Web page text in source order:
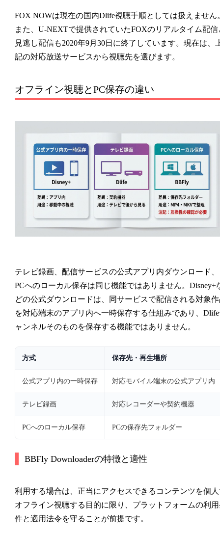
FOX NOWは現在の国内Dlife視聴手順としては扱えません
また、U-NEXTで提供されていたFOXのリアルタイム配信
見逃し配信も2020年9月30日に終了しています。現在は、
記の対応放送サービスから視聴先を選びます。
オフライン視聴とPC保存の違い
テレビ録画、配信サービスの公式アプリ内ダウンロード、
PCへのローカル保存は同じ機能ではありません。Disney+
どの公式ダウンロードは、同サービスで配信される対象
を対応端末のアプリ内へ一時保存する仕組みであり、
ャンネルそのものを保存する機能ではありません。
方式 保存先・再生場所
公式アプリ内の一時保存 対応モバイル端末の公式アプリ内
テレビ録画 対応レコーダーや契約機器
PCへのローカル保存 PCの保存先フォルダー
BBFly Downloaderの特徴と適性
利用する場合は、正当にアクセスできるコンテンツを個
オフライン視聴する目的に限り、プラットフォームの利
件と適用法令を守ることが前提です。